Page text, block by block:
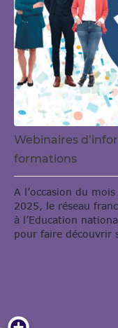
Webinaires
formations
A l’occasion du
2025, le réseau
à l’Education
pour faire découvrir